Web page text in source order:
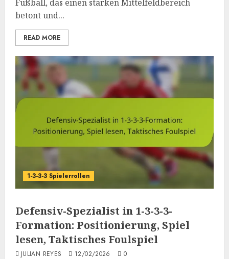
Fußball, das einen starken Mittelfeldbereich
betont und...
READ MORE
1-3-3-3 Spielerrollen
Defensiv-Spezialist in 1-3-3-3-
Formation: Positionierung, Spiel
lesen, Taktisches Foulspiel
JULIAN REYES 12/02/2026 0